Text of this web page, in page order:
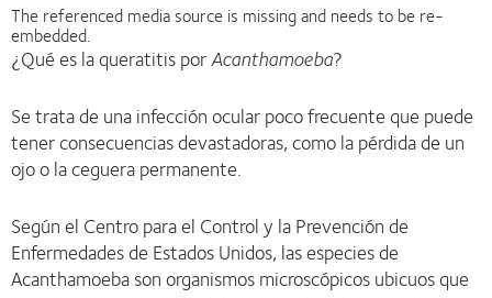
The referenced media source is missing and needs to be re-
embedded.
¿Qué es la queratitis porAcanthamoeba?
Se trata de una infección ocular poco frecuente que puede
tener consecuencias devastadoras, como la pérdida de un
ojo o la ceguera permanente.
Según el Centro para el Control y la Prevención de
Enfermedades de Estados Unidos, las especies de
Acanthamoeba son organismos microscópicos ubicuos que